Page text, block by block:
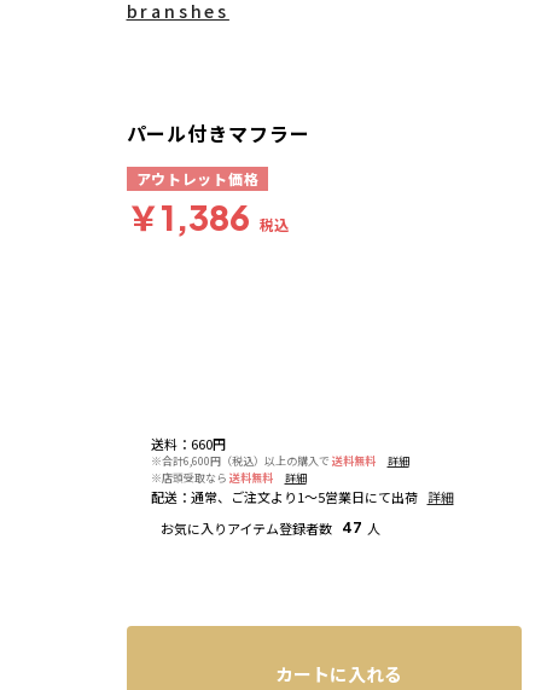
送料： 660円
※合計6,600円（税込）以上の購入で 送料無料
詳細
※店頭受取なら 送料無料 詳細
配送： 通常、ご注文より1～5営業日にて出荷 詳細
お気に入りアイテム登録者数
47 人
branshes
パール付きマフラー
アウトレット価格
￥1,386 税込
カートに入れる